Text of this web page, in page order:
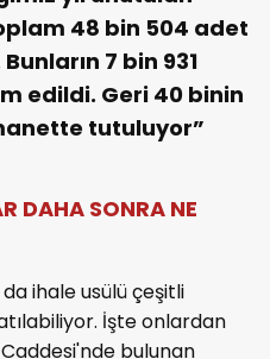
48 bin 504 adet
7 bin 931
edildi. Geri 40 binin
tutuluyor”
DAHA SONRA NE
ihale usülü çeşitli
İşte onlardan
bulunan